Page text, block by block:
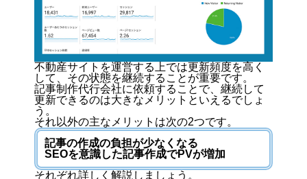
不動産サイトを運営する上では更新頻度を高く
して、その状態を継続することが重要です。
記事制作代行会社に依頼することで、継続して
更新できるのは大きなメリットといえるでしょ
う。
それ以外の主なメリットは次の2つです。
記事の作成の負担が少なくなる
SEOを意識した記事作成でPVが増加
それぞれ詳しく解説しましょう。